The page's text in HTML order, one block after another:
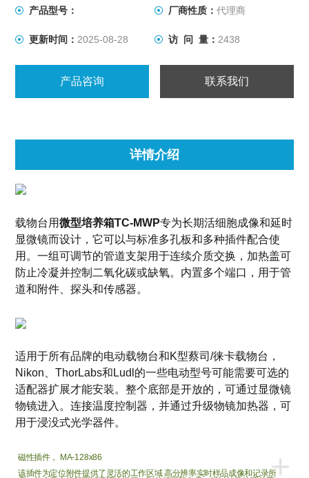
氧化碳或缺氧。内置多个端口，用于管道和附件、探头和
台，Nikon、ThorLabs和Ludl的一些电动
产品型号： 厂商性质： 代理商
更新时间： 2025-08-28 访 问 量： 2438
产品咨询 联系我们
详情介绍
载物台用微型培养箱TC-MWP专为长期活细胞成像和延时
显微镜而设计，它可以与标准多孔板和多种插件配合使
用。一组可调节的管道支架用于连续介质交换，加热盖可
防止冷凝并控制二氧化碳或缺氧。内置多个端口，用于管
道和附件、探头和传感器。
适用于所有品牌的电动载物台和K型蔡司/徕卡载物台，
Nikon、ThorLabs和Ludl的一些电动型号可能需要可选的
适配器扩展才能安装。整个底部是开放的，可通过显微镜
物镜进入。连接温度控制器，并通过升级物镜加热器，可
用于浸没式光学器件。
+
磁性插件， MA-128x86
该插件为定位附件提供了灵活的工作区域 高分辨率实时样品成像和记录所